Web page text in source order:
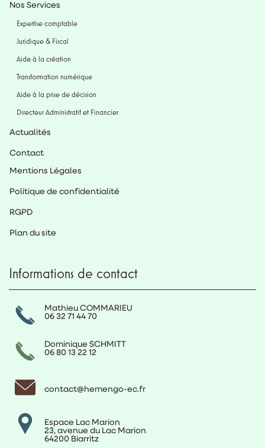
Nos Services
Expertise comptable
Juridique & Fiscal
Aide à la création
Transformation numérique
Aide à la prise de décision
Directeur Administratif et Financier
Actualités
Contact
Mentions Légales
Politique de confidentialité
RGPD
Plan du site
Informations de contact
Mathieu COMMARIEU
06 32 71 44 70
Dominique SCHMITT
06 80 13 22 12
contact@hemengo-ec.fr
Espace Lac Marion
23, avenue du Lac Marion
64200 Biarritz